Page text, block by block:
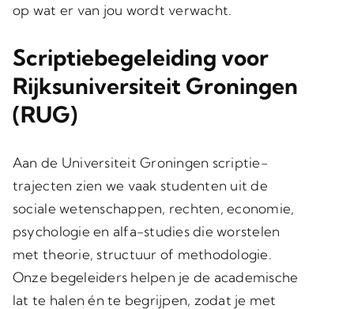
op wat er van jou wordt verwacht.
Scriptiebegeleiding voor
Rijksuniversiteit Groningen
(RUG)
Aan de Universiteit Groningen scriptie-
trajecten zien we vaak studenten uit de
sociale wetenschappen, rechten, economie,
psychologie en alfa-studies die worstelen
met theorie, structuur of methodologie.
Onze begeleiders helpen je de academische
lat te halen én te begrijpen, zodat je met